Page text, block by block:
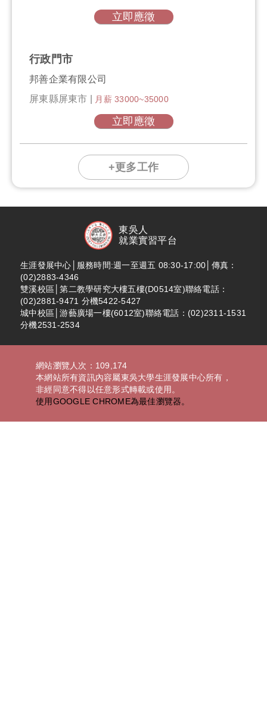
立即應徵
行政門市
邦善企業有限公司
屏東縣屏東市 |
月薪 33000~35000
立即應徵
+更多工作
東吳人
就業實習平台
生涯發展中心│服務時間:週一至週五 08:30-17:00│傳真：
(02)2883-4346
雙溪校區│第二教學研究大樓五樓(D0514室)聯絡電話：
(02)2881-9471 分機5422-5427
城中校區│游藝廣場一樓(6012室)聯絡電話：(02)2311-1531
分機2531-2534
網站瀏覽人次：109,174
本網站所有資訊內容屬東吳大學生涯發展中心所有，
非經同意不得以任意形式轉載或使用。
使用GOOGLE CHROME為最佳瀏覽器。